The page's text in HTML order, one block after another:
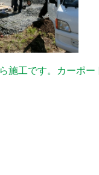
工です。カーポー